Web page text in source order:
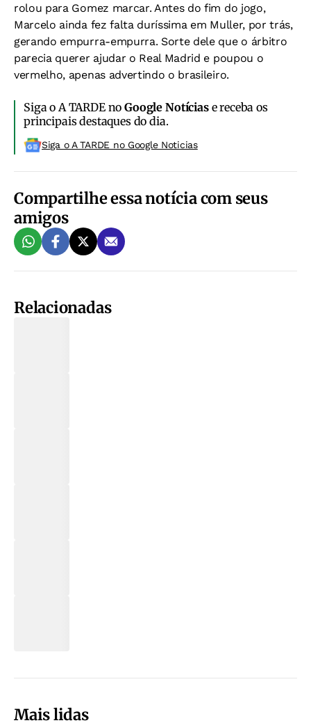
rolou para Gomez marcar. Antes do fim do jogo,
Marcelo ainda fez falta duríssima em Muller, por trás,
gerando empurra-empurra. Sorte dele que o árbitro
parecia querer ajudar o Real Madrid e poupou o
vermelho, apenas advertindo o brasileiro.
Siga o A TARDE noGoogle Notíciase receba os
principais destaques do dia.
Siga o A TARDE no Google Noticias
Compartilhe essa notícia com seus
amigos
Relacionadas
Mais lidas